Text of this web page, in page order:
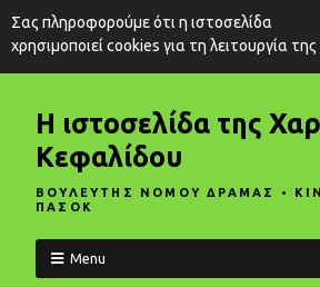
Η ιστοσελίδα της
Κεφαλίδου
ΒΟΥΛΕΥΤΗΣ ΝΟΜΟΥ ΔΡΑΜΑΣ •
ΠΑΣΟΚ
Menu
Σας πληροφορούμε ότι η ιστοσελίδα
χρησιμοποιεί cookies για τη λειτουργία της